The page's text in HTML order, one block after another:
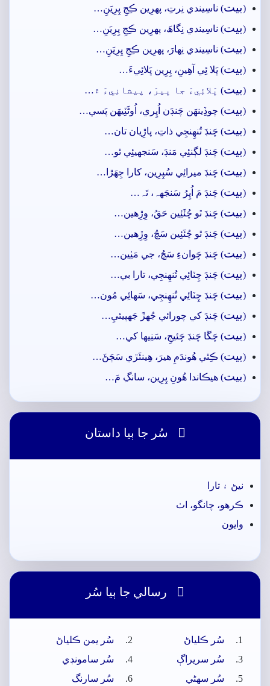
(بيت) ناسِيندي نِرتِ، پھرِين ڪِجِ پِرِيَنِ…
(بيت) ناسِيندي نِگاھَ، پھرِين ڪِجِ پِرِيَنِ…
(بيت) ناسِيندي نِھارَ، پھرِين ڪِجِ پِرِيَنِ…
(بيت) ڀَلا ئِي آھِينِ، پِرِين ڀَلائِيءَ…
(بيت) ڀَلائِيءَ جا ڀيرَ، پيشانِيءَ ۾…
(بيت) چوڏِينھَن چَنڊَن اُڀِري، اُوڻَٽِيھَن پَسي…
(بيت) چَنڊَ تُنھِنجِي ذاتِ، پاڙِيان تان…
(بيت) چَنڊَ لڳنئِي مَنڊَ، سَنجهيئِي ٿو…
(بيت) چَنڊَ ميرائِي سُپِرِين، کارا جِھَڙا…
(بيت) چَنڊَ مَ اُڀِرُ سَنجَهہ، تَہ…
(بيت) چَنڊَ ٿو چُئَئِين حَقُ، وِڙِھين…
(بيت) چَنڊَ ٿو چُئَئِين سَچُ، وِڙِھين…
(بيت) چَنڊَ چَوانءِ سَچُ، جي مَٺِين…
(بيت) چَنڊَ چِٽائِي تُنھِنجِي، تارا بي…
(بيت) چَنڊَ چِٽائِي تُنھِنجِي، سَھائِي مُون…
(بيت) چَنڊَ کي چورائي جُهڙَ جَهپيئيِ…
(بيت) چَڱا چَنڊَ چَئيجِ، سَنِيھا کي…
(بيت) ڪِٿي ھُوندَمِ ھيرَ، ھِينئَڙي سَڄَڻَ…
(بيت) ھيڪاندا ھُونِ پِرِين، سانگِ مَ…
 سُر جا ٻيا داستان
نيڻ ۽ تارا
ڪرھو، چانگو، اٺ
وايون
 رسالي جا ٻيا سُر
سُر ڪلياڻ
سُر يمن ڪلياڻ
سُر سريراڳ
سُر سامونڊي
سُر سھڻي
سُر سارنگ